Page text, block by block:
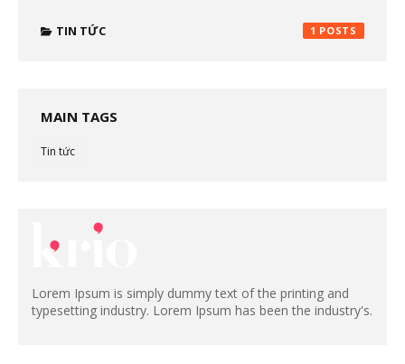
TIN TỨC 1
MAIN TAGS
Tin tức
Lorem Ipsum is simply dummy text of the printing and
typesetting industry. Lorem Ipsum has been the industry's.